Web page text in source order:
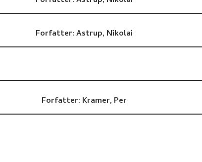
Forfatter:Astrup, Nikolai
Forfatter: Kramer, Per